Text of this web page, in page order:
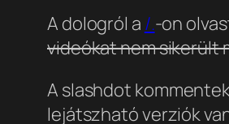
A dologról a /.-on
videókat nem sikerült
A slashdot
lejátszható verziók